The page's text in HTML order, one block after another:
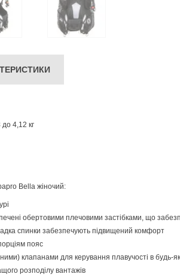
до 4,12 кг
Bella жіночий:
обертовими плечовими застібками, що
спинки забезпечують підвищений комфорт
пояс
клапанами для керування плавучості в будь-
розподілу вантажів